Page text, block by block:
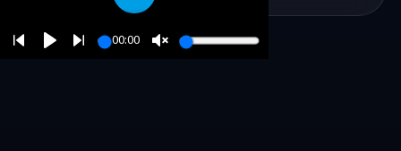
00:00
Play